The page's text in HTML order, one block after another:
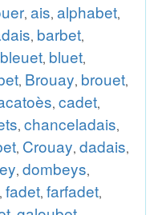
, ais, alphabet,
, barbet,
bleuet, bluet,
, Brouay, brouet,
, cadet,
, chanceladais,
, Crouay, dadais,
, dombeys,
, fadet, farfadet,